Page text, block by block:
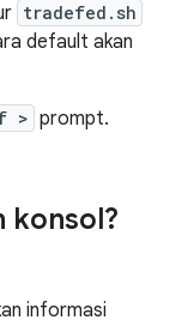
tradefed.sh
default akan
> prompt.
konsol?
informasi